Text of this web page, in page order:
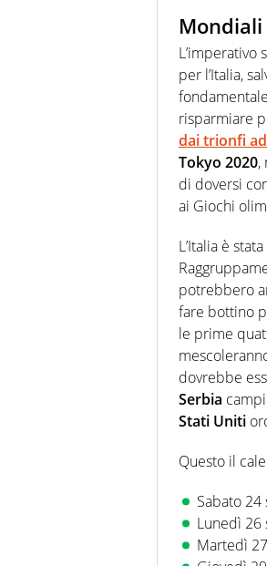
per l’Italia,
risparmiare
dai trionfi
Tokyo 2020,
di doversi
ai Giochi
L’Italia è
potrebbero
fare bottino
le prime
dovrebbe
Serbia
Stati Uniti
Questo il
Sabato
Lunedì 26
Martedì